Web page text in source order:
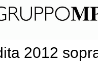
2012